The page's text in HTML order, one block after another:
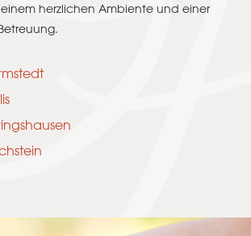
herzlichen Ambiente und einer